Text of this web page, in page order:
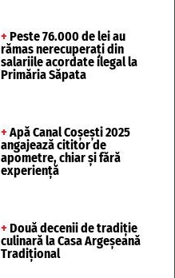
+ Peste 76.000 de lei au
rămas nerecuperați din
salariile acordate ilegal la
Primăria Săpata
+ Apă Canal Coșești 2025
angajează cititor de
apometre, chiar și fără
experiență
+ Două decenii de tradiție
culinară la Casa Argeșeană
Tradițional